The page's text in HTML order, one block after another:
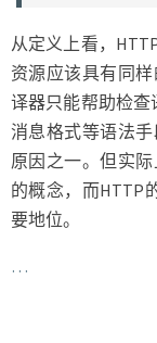
从定义上看，
资源应该具有同
译器只能帮助检查
消息格式等语法
原因之一。但实
的概念，而HTTP
要地位。
…